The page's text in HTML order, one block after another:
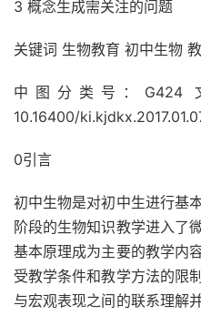
3 概念生成需关注的问题
关键词 生物教育 初中生物
中图分类号：G424
10.16400/
0引言
初中生物是对初中生进行基
阶段的生物知识教学进入了
基本原理成为主要的教学内
受教学条件和教学方法的限
与宏观表现之间的联系理解